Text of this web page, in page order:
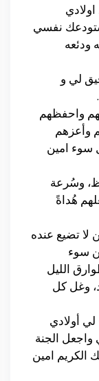
نفسي
ودئعه
لي و
واحفظهم
وأعزهم
سوء امين
وسُرعة
هُداةً
لا تضيع عنده
سوء
الليل
وغل كل
لي أولادي
الجنة
الكريم امين